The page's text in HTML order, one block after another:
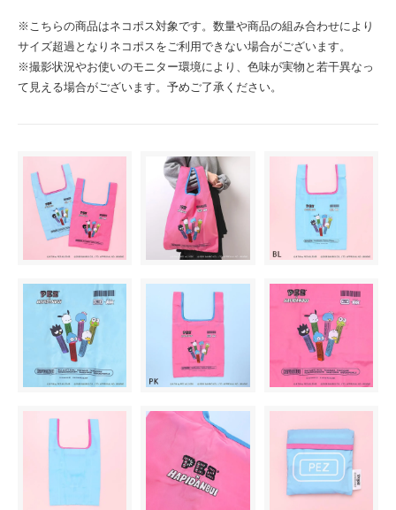
※こちらの商品はネコポス対象です。数量や商品の組み合わせにより
サイズ超過となりネコポスをご利用できない場合がございます。
※撮影状況やお使いのモニター環境により、色味が実物と若干異なっ
て見える場合がございます。予めご了承ください。